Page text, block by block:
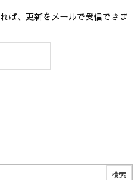
ば、更新をメールで受信できま